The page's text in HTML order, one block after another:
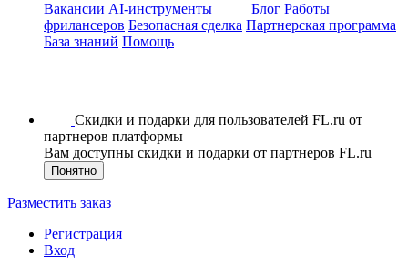
Вакансии AI-инструменты Блог Работы
фрилансеров Безопасная сделка Партнерская программа
База знаний Помощь
Скидки и подарки для пользователей FL.ru от
партнеров платформы
Вам доступны скидки и подарки от партнеров FL.ru
Понятно
Разместить заказ
Регистрация
Вход